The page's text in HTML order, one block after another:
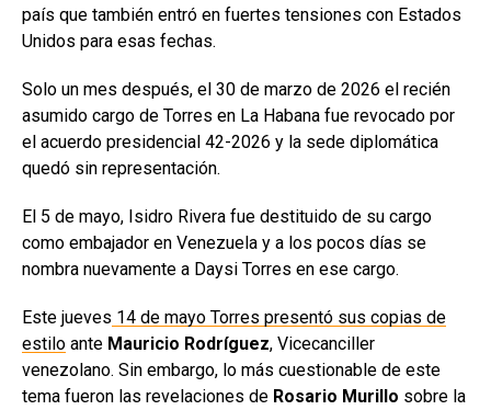
país que también entró en fuertes tensiones con Estados
Unidos para esas fechas.
Solo un mes después, el 30 de marzo de 2026 el recién
asumido cargo de Torres en La Habana fue revocado por
el acuerdo presidencial 42-2026 y la sede diplomática
quedó sin representación.
El 5 de mayo, Isidro Rivera fue destituido de su cargo
como embajador en Venezuela y a los pocos días se
nombra nuevamente a Daysi Torres en ese cargo.
Este jueves 14 de mayo Torres presentó sus copias de
estilo ante Mauricio Rodríguez, Vicecanciller
venezolano. Sin embargo, lo más cuestionable de este
tema fueron las revelaciones de Rosario Murillo sobre la